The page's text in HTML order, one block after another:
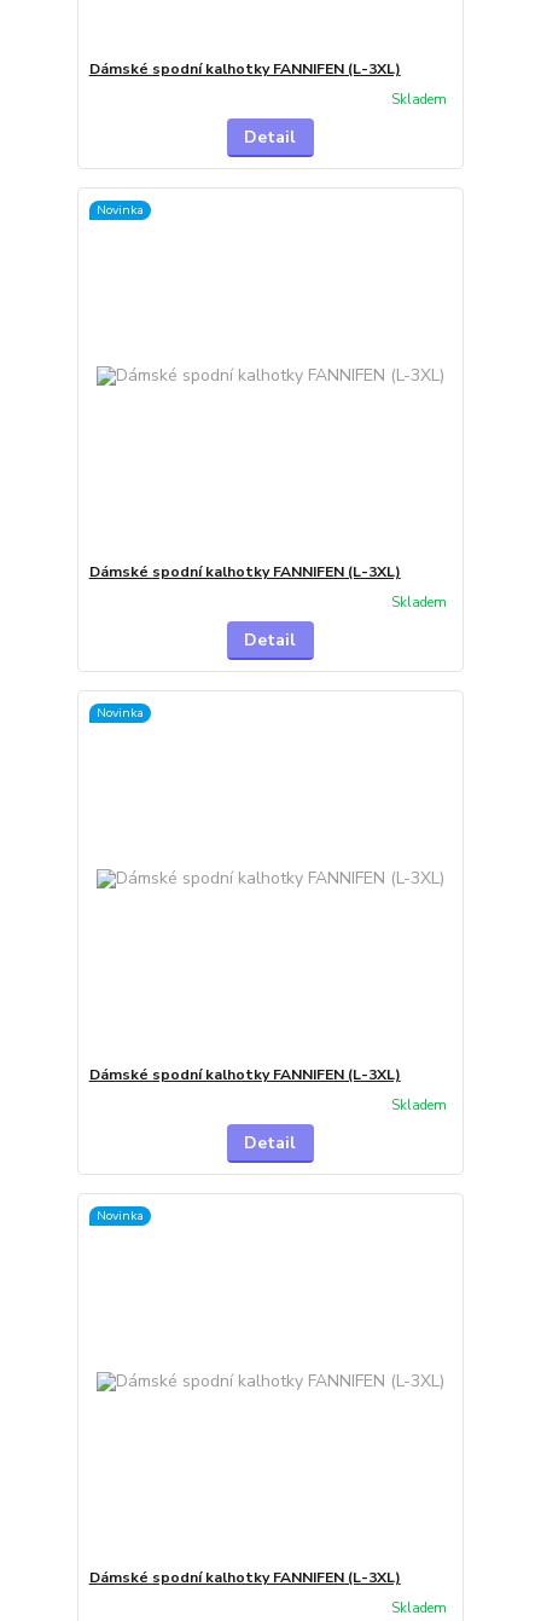
Dámské spodní kalhotky FANNIFEN (L-3XL)
Skladem
Detail
Novinka
Dámské spodní kalhotky FANNIFEN (L-3XL)
Skladem
Detail
Novinka
Dámské spodní kalhotky FANNIFEN (L-3XL)
Skladem
Detail
Novinka
Dámské spodní kalhotky FANNIFEN (L-3XL)
Skladem